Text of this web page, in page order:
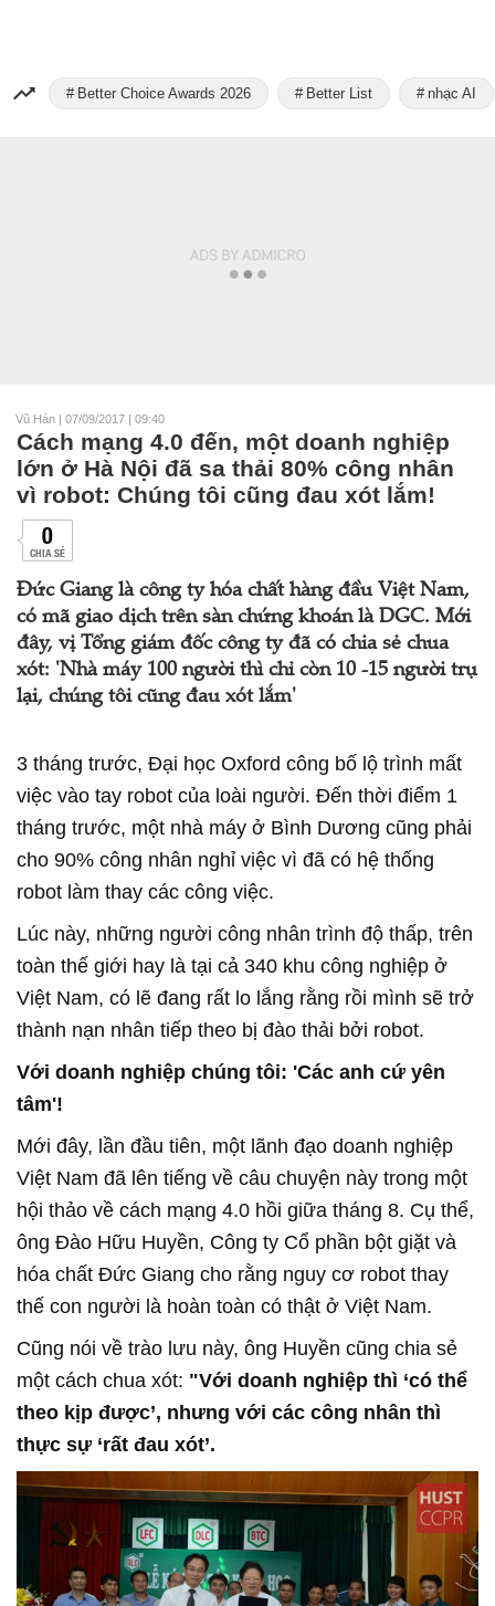
Better Choice Awards 2026 Better List nhạc AI
Vũ Hán | 07/09/2017 | 09:40
Cách mạng 4.0 đến, một doanh nghiệp
lớn ở Hà Nội đã sa thải 80% công nhân
vì robot: Chúng tôi cũng đau xót lắm!
0
CHIA SẺ
Đức Giang là công ty hóa chất hàng đầu Việt Nam,
có mã giao dịch trên sàn chứng khoán là DGC. Mới
đây, vị Tổng giám đốc công ty đã có chia sẻ chua
xót: 'Nhà máy 100 người thì chỉ còn 10 -15 người trụ
lại, chúng tôi cũng đau xót lắm'
3 tháng trước, Đại học Oxford công bố lộ trình mất
việc vào tay robot của loài người. Đến thời điểm 1
tháng trước, một nhà máy ở Bình Dương cũng phải
cho 90% công nhân nghỉ việc vì đã có hệ thống
robot làm thay các công việc.
Lúc này, những người công nhân trình độ thấp, trên
toàn thế giới hay là tại cả 340 khu công nghiệp ở
Việt Nam, có lẽ đang rất lo lắng rằng rồi mình sẽ trở
thành nạn nhân tiếp theo bị đào thải bởi robot.
Với doanh nghiệp chúng tôi: 'Các anh cứ yên
tâm'!
Mới đây, lần đầu tiên, một lãnh đạo doanh nghiệp
Việt Nam đã lên tiếng về câu chuyện này trong một
hội thảo về cách mạng 4.0 hồi giữa tháng 8. Cụ thể,
ông Đào Hữu Huyền, Công ty Cổ phần bột giặt và
hóa chất Đức Giang cho rằng nguy cơ robot thay
thế con người là hoàn toàn có thật ở Việt Nam.
Cũng nói về trào lưu này, ông Huyền cũng chia sẻ
một cách chua xót: "Với doanh nghiệp thì ‘có thể
theo kịp được’, nhưng với các công nhân thì
thực sự ‘rất đau xót’.